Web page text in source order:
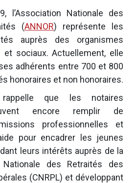
l’Association Nationale des
(ANNOR) représente les
auprès des organismes
et sociaux. Actuellement, elle
adhérents entre 700 et 800
honoraires et non honoraires.
rappelle que les notaires
encore remplir de
professionnelles et
pour encadrer les jeunes
leurs intérêts auprès de la
Nationale des Retraités des
(CNRPL) et développant